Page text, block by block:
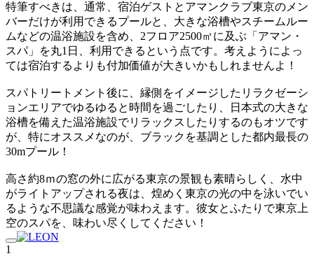
特筆すべきは、通常、宿泊ゲストとアマンクラブ東京のメン
バーだけが利用できるプールと、大きな浴槽やスチームルー
ムなどの温浴施設を含め、2フロア2500㎡に及ぶ「アマン・
スパ」を丸1日、利用できるという点です。考えようによっ
ては宿泊するよりも付加価値が大きいかもしれませんよ！
スパトリートメント後に、縁側をイメージしたリラクゼーシ
ョンエリアでゆるゆると時間を過ごしたり、日本式の大きな
浴槽を備えた温浴施設でリラックスしたりするのもオツです
が、特にオススメなのが、ブラックを基調とした都内最長の
30mプール！
高さ約8ｍの窓の外に広がる東京の景観も素晴らしく、水中
がライトアップされる夜は、煌めく東京の光の中を泳いでい
るような不思議な感覚が味わえます。彼女とふたりで東京上
空のスパを、味わい尽くしてください！
1